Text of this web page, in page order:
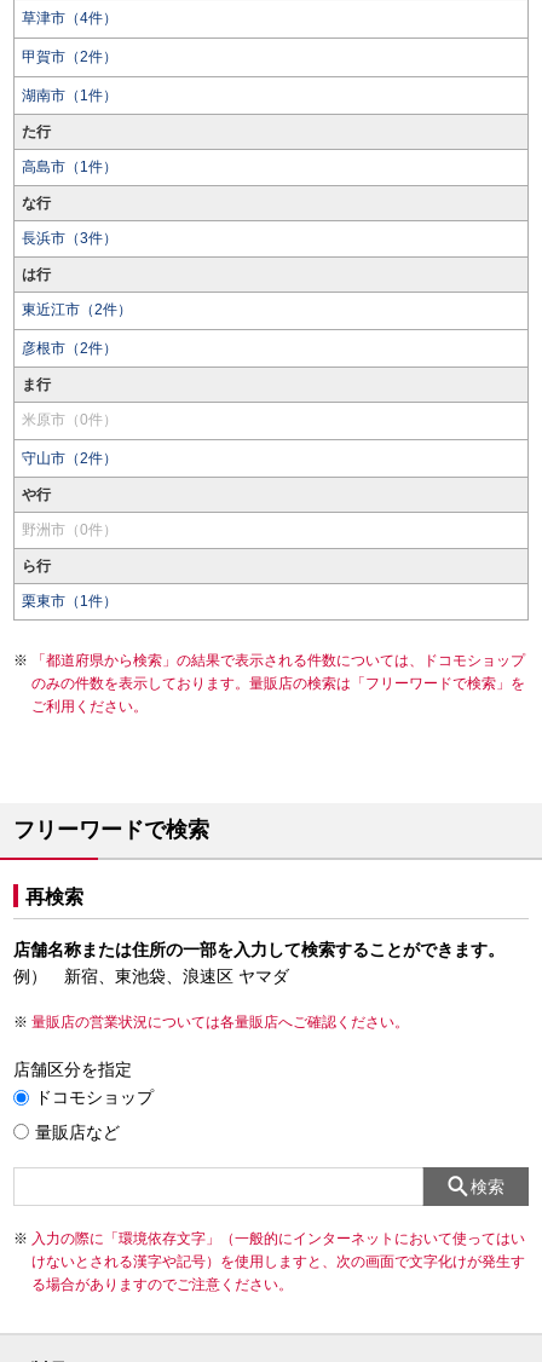
草津市（4件）
甲賀市（2件）
湖南市（1件）
た行
高島市（1件）
な行
長浜市（3件）
は行
東近江市（2件）
彦根市（2件）
ま行
米原市（0件）
守山市（2件）
や行
野洲市（0件）
ら行
栗東市（1件）
「都道府県から検索」の結果で表示される件数については、ドコモショップ
のみの件数を表示しております。量販店の検索は「フリーワードで検索」を
ご利用ください。
フリーワードで検索
再検索
店舗名称または住所の一部を入力して検索することができます。
例） 新宿、東池袋、浪速区 ヤマダ
量販店の営業状況については各量販店へご確認ください。
店舗区分を指定
ドコモショップ
量販店など
検索
入力の際に「環境依存文字」（一般的にインターネットにおいて使ってはい
けないとされる漢字や記号）を使用しますと、次の画面で文字化けが発生す
る場合がありますのでご注意ください。